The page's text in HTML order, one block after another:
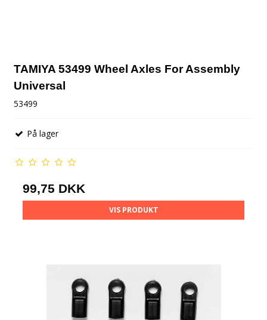
TAMIYA 53499 Wheel Axles For Assembly
Universal
53499
På lager
99,75 DKK
VIS PRODUKT